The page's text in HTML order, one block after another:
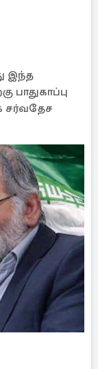
இந்த
பாதுகாப்பு
சர்வதேச